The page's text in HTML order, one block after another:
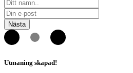
Nästa
Utmaning skapad!